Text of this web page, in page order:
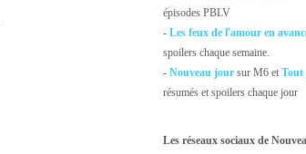
épisodes PBLV
-Les feux de l'amour en
spoilers chaque semaine.
-Nouveau jour sur M6 etTout
résumés et spoilers chaque jour
Les réseaux sociaux de